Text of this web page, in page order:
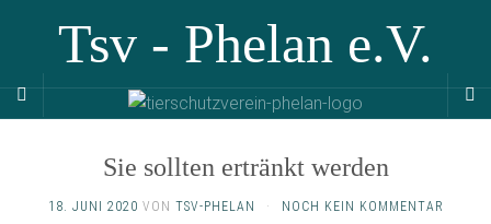
Tsv - Phelan e.V.
Sie sollten ertränkt werden
18. JUNI 2020 VON TSV-PHELAN · NOCH KEIN KOMMENTAR